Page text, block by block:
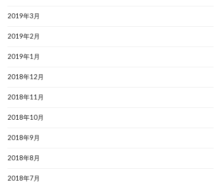
2019年3月
2019年2月
2019年1月
2018年12月
2018年11月
2018年10月
2018年9月
2018年8月
2018年7月